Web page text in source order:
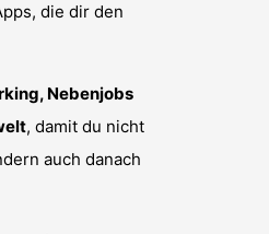
die dir den
Nebenjobs
, damit du nicht
auch danach